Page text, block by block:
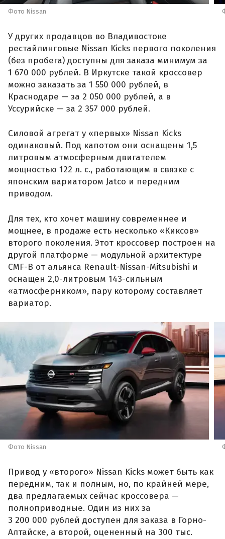
Фото Nissan
У других продавцов во Владивостоке
рестайлинговые Nissan Kicks первого поколения
(без пробега) доступны для заказа минимум за
1 670 000 рублей. В Иркутске такой кроссовер
можно заказать за 1 550 000 рублей, в
Краснодаре — за 2 050 000 рублей, а в
Уссурийске — за 2 357 000 рублей.
Силовой агрегат у «первых» Nissan Kicks
одинаковый. Под капотом они оснащены 1,5
литровым атмосферным двигателем
мощностью 122 л. с., работающим в связке с
японским вариатором Jatco и передним
приводом.
Для тех, кто хочет машину современнее и
мощнее, в продаже есть несколько «Киксов»
второго поколения. Этот кроссовер построен на
другой платформе — модульной архитектуре
CMF-B от альянса Renault-Nissan-Mitsubishi и
оснащен 2,0-литровым 143-сильным
«атмосферником», пару которому составляет
вариатор.
Фото Nissan
Привод у «второго» Nissan Kicks может быть как
передним, так и полным, но, по крайней мере,
два предлагаемых сейчас кроссовера —
полноприводные. Один из них за
3 200 000 рублей доступен для заказа в Горно-
Алтайске, а второй, оцененный на 300 тыс.